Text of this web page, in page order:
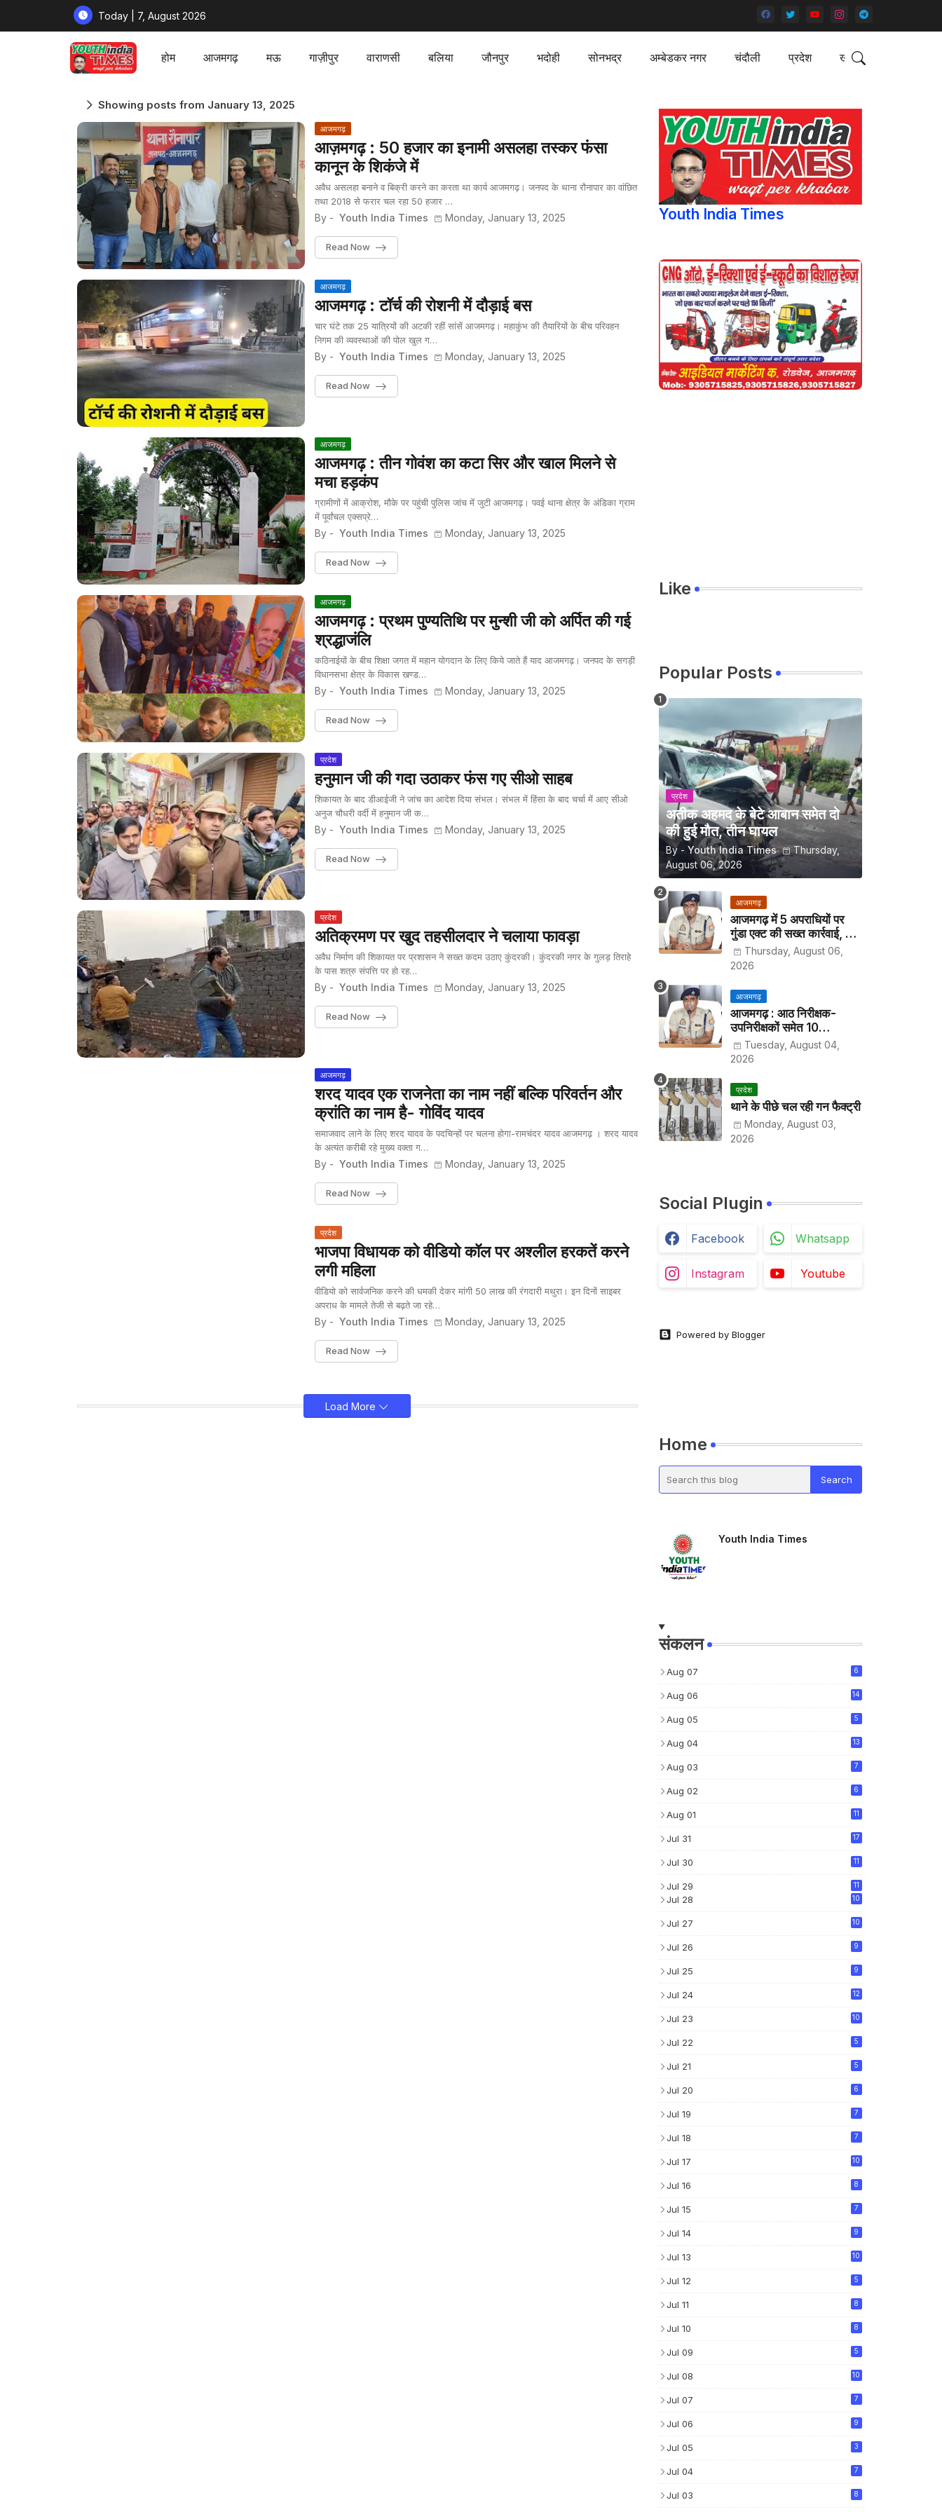
Today | 7, August 2026
होम आजमगढ़ मऊ गाज़ीपुर वाराणसी बलिया जौनपुर भदोही सोनभद्र अम्बेडकर नगर चंदौली प्रदेश खेल
Showing posts from January 13, 2025
आजमगढ़
आज़मगढ़ : 50 हजार का इनामी असलहा तस्कर फंसा
कानून के शिकंजे में
अवैध असलहा बनाने व बिक्री करने का करता था कार्य आजमगढ़। जनपद के थाना रौनापार का वांछित
तथा 2018 से फरार चल रहा 50 हजार …
By - Youth India Times Monday, January 13, 2025
Read Now
आजमगढ़
आजमगढ़ : टॉर्च की रोशनी में दौड़ाई बस
चार घंटे तक 25 यात्रियों की अटकी रहीं सांसें आजमगढ़। महाकुंभ की तैयारियों के बीच परिवहन
निगम की व्यवस्थाओं की पोल खुल ग…
By - Youth India Times Monday, January 13, 2025
Read Now
आजमगढ़
आजमगढ़ : तीन गोवंश का कटा सिर और खाल मिलने से
मचा हड़कंप
ग्रामीणों में आक्रोश, मौके पर पहुंची पुलिस जांच में जुटी आजमगढ़। पवई थाना क्षेत्र के अंडिका ग्राम
में पूर्वांचल एक्सप्रे…
By - Youth India Times Monday, January 13, 2025
Read Now
आजमगढ़
आजमगढ़ : प्रथम पुण्यतिथि पर मुन्शी जी को अर्पित की गई
श्रद्धाजंलि
कठिनाईयों के बीच शिक्षा जगत में महान योगदान के लिए किये जाते हैं याद आजमगढ़। जनपद के सगड़ी
विधानसभा क्षेत्र के विकास खण्ड…
By - Youth India Times Monday, January 13, 2025
Read Now
प्रदेश
हनुमान जी की गदा उठाकर फंस गए सीओ साहब
शिकायत के बाद डीआईजी ने जांच का आदेश दिया संभल। संभल में हिंसा के बाद चर्चा में आए सीओ
अनुज चौधरी वर्दी में हनुमान जी क…
By - Youth India Times Monday, January 13, 2025
Read Now
प्रदेश
अतिक्रमण पर खुद तहसीलदार ने चलाया फावड़ा
अवैध निर्माण की शिकायत पर प्रशासन ने सख्त कदम उठाए कुंदरकी। कुंदरकी नगर के गुलड़ तिराहे
के पास शत्रु संपत्ति पर हो रह…
By - Youth India Times Monday, January 13, 2025
Read Now
आजमगढ़
शरद यादव एक राजनेता का नाम नहीं बल्कि परिवर्तन और
क्रांति का नाम है- गोविंद यादव
समाजवाद लाने के लिए शरद यादव के पदचिन्हों पर चलना होगा-रामचंदर यादव आजमगढ़ । शरद यादव
के अत्यंत करीबी रहे मुख्य वक्ता ग…
By - Youth India Times Monday, January 13, 2025
Read Now
प्रदेश
भाजपा विधायक को वीडियो कॉल पर अश्लील हरकतें करने
लगी महिला
वीडियो को सार्वजनिक करने की धमकी देकर मांगी 50 लाख की रंगदारी मथुरा। इन दिनों साइबर
अपराध के मामले तेजी से बढ़ते जा रहे…
By - Youth India Times Monday, January 13, 2025
Read Now
Load More
Youth India Times
Like
Popular Posts
प्रदेश
अतीक अहमद के बेटे आबान समेत दो
की हुई मौत, तीन घायल
By - Youth India Times
Thursday,
August 06, 2026
आजमगढ़
आजमगढ़ में 5 अपराधियों पर
गुंडा एक्ट की सख्त कार्रवाई, अब
हर पखवाड़े थाने में लगानी होगी
हाजिरी
Thursday, August 06,
2026
आजमगढ़
आजमगढ़ : आठ निरीक्षक-
उपनिरीक्षकों समेत 10
अधिकारियों के तबादले
Tuesday, August 04,
2026
प्रदेश
थाने के पीछे चल रही गन फैक्ट्री
Monday, August 03,
2026
Social Plugin
Facebook Whatsapp
Instagram Youtube
Powered by Blogger
Home
Youth India Times
संकलन
Aug 07 6
Aug 06 14
Aug 05 5
Aug 04 13
Aug 03 7
Aug 02 6
Aug 01 11
Jul 31 17
Jul 30 11
Jul 29 11
Jul 28 10
Jul 27 10
Jul 26 9
Jul 25 9
Jul 24 12
Jul 23 10
Jul 22 5
Jul 21 5
Jul 20 6
Jul 19 7
Jul 18 7
Jul 17 10
Jul 16 8
Jul 15 7
Jul 14 9
Jul 13 10
Jul 12 5
Jul 11 8
Jul 10 8
Jul 09 5
Jul 08 10
Jul 07 7
Jul 06 9
Jul 05 3
Jul 04 7
Jul 03 8